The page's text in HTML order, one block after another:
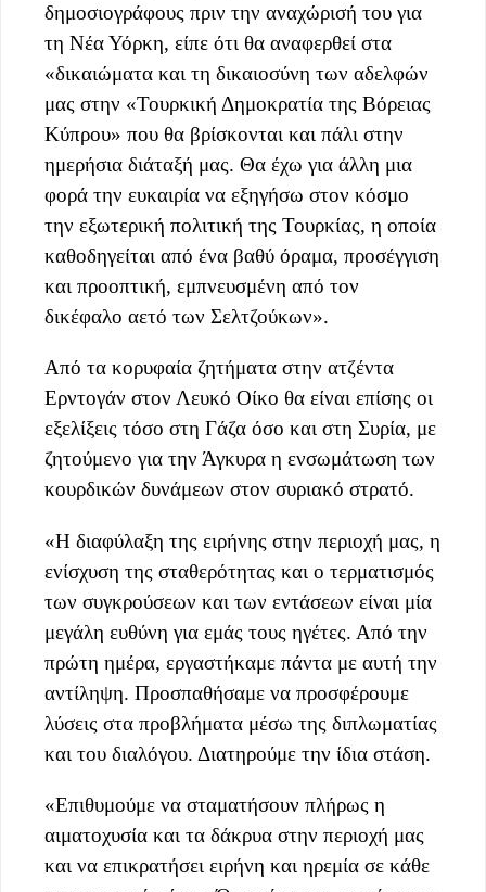
δημοσιογράφους πριν την αναχώρισή του για
τη Νέα Υόρκη, είπε ότι θα αναφερθεί στα
«δικαιώματα και τη δικαιοσύνη των αδελφών
μας στην «Τουρκική Δημοκρατία της Βόρειας
Κύπρου» που θα βρίσκονται και πάλι στην
ημερήσια διάταξή μας. Θα έχω για άλλη μια
φορά την ευκαιρία να εξηγήσω στον κόσμο
την εξωτερική πολιτική της Τουρκίας, η οποία
καθοδηγείται από ένα βαθύ όραμα, προσέγγιση
και προοπτική, εμπνευσμένη από τον
δικέφαλο αετό των Σελτζούκων».
Από τα κορυφαία ζητήματα στην ατζέντα
Ερντογάν στον Λευκό Οίκο θα είναι επίσης οι
εξελίξεις τόσο στη Γάζα όσο και στη Συρία, με
ζητούμενο για την Άγκυρα η ενσωμάτωση των
κουρδικών δυνάμεων στον συριακό στρατό.
«Η διαφύλαξη της ειρήνης στην περιοχή μας, η
ενίσχυση της σταθερότητας και ο τερματισμός
των συγκρούσεων και των εντάσεων είναι μία
μεγάλη ευθύνη για εμάς τους ηγέτες. Από την
πρώτη ημέρα, εργαστήκαμε πάντα με αυτή την
αντίληψη. Προσπαθήσαμε να προσφέρουμε
λύσεις στα προβλήματα μέσω της διπλωματίας
και του διαλόγου. Διατηρούμε την ίδια στάση.
«Επιθυμούμε να σταματήσουν πλήρως η
αιματοχυσία και τα δάκρυα στην περιοχή μας
και να επικρατήσει ειρήνη και ηρεμία σε κάθε